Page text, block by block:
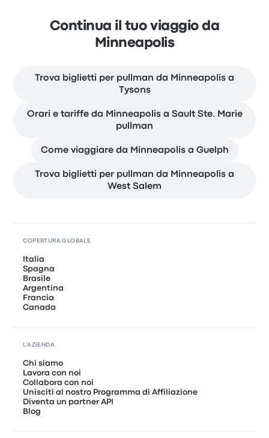
Continua il tuo viaggio da
Minneapolis
Trova biglietti per pullman da Minneapolis a
Tysons
Orari e tariffe da Minneapolis a Sault Ste. Marie
pullman
Come viaggiare da Minneapolis a Guelph
Trova biglietti per pullman da Minneapolis a
West Salem
COPERTURA GLOBALE
Italia
Spagna
Brasile
Argentina
Francia
Canada
L'AZIENDA
Chi siamo
Lavora con noi
Collabora con noi
Unisciti al nostro Programma di Affiliazione
Diventa un partner API
Blog